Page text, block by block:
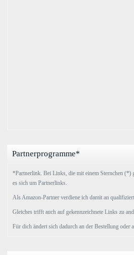
Partnerprogramme*
*Partnerlink. Bei Links, die mit einem Sternchen (*)
es sich um Partnerlinks.
Als Amazon-Partner verdiene ich damit an
Gleiches trifft auch auf gekennzeichnete Links zu
Für dich ändert sich dadurch an der Bestellung oder